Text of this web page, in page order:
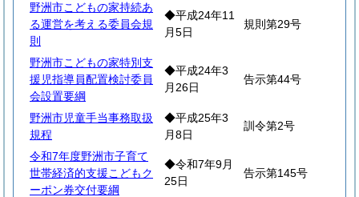
野洲市こどもの家持続あ
る運営を考える委員会規
則
◆平成24年11
月5日
規則第29号
野洲市こどもの家特別支
援児指導員配置検討委員
会設置要綱
◆平成24年3
月26日
告示第44号
野洲市児童手当事務取扱
規程
◆平成25年3
月8日
訓令第2号
令和7年度野洲市子育て
世帯経済的支援こどもク
ーポン券交付要綱
◆令和7年9月
25日
告示第145号